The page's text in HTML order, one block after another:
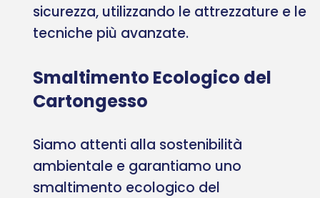
sicurezza, utilizzando le attrezzature e le
tecniche più avanzate.
Smaltimento Ecologico del
Cartongesso
Siamo attenti alla sostenibilità
ambientale e garantiamo uno
smaltimento ecologico del